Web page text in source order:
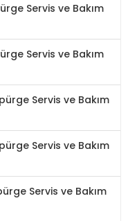
Servis ve Bakım
Servis ve Bakım
Servis ve Bakım
Servis ve Bakım
Servis ve Bakım